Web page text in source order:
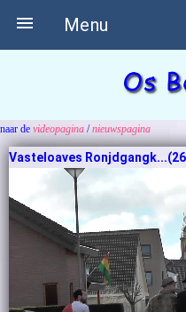
Menu

naar de videopagina /nieuwspagina
Vasteloaves